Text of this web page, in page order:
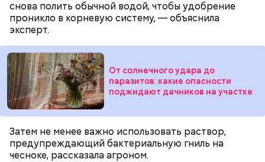
снова полить обычной водой, чтобы удобрение
проникло в корневую систему, — объяснила
эксперт.
От солнечного удара до
паразитов: какие опасности
поджидают дачников на участке
Затем не менее важно использовать раствор,
предупреждающий бактериальную гниль на
чесноке, рассказала агроном.
честь вкусового сочетания этой ягоды со сливками.
В этот праздник люди едят не только малину со
сливками, но и другие десерты на основе этих
двух ингредиентов. Их можно купить в магазине
или сделать самостоятельно вместе со своими
родными и близкими.
Дальше нужно добавить немного растительного
масла, соль, а сверху бросить хаотично
порезанную брынзу. Затем добавляются помидоры
черри или грунтовые, — рассказал шеф-повар.
— Там может содержаться огромное количество
нитратов, которое вызовет головокружение,
гипоксию и ухудшение физического состояния, —
предостерегла Соломатина.